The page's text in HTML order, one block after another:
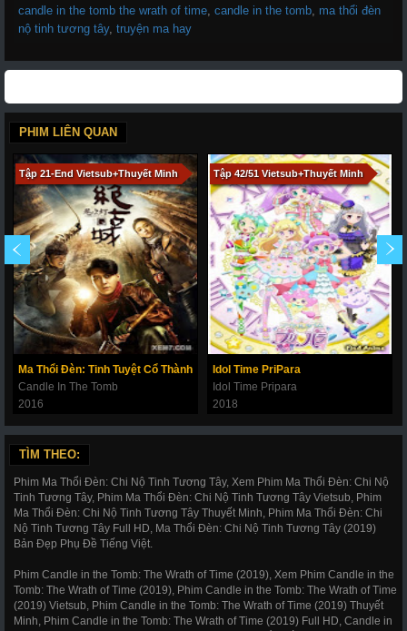
candle in the tomb the wrath of time candle in the tomb ma thổi đèn
nộ tinh tương tây, truyện ma hay
PHIM LIÊN QUAN
Tập 21-End Vietsub+Thuyết Minh
Ma Thổi Đèn: Tinh Tuyệt Cổ Thành
Candle In The Tomb
2016
Tập 42/51 Vietsub+Thuyết Minh
Idol Time PriPara
Idol Time Pripara
2018
TÌM THEO:
Phim Ma Thổi Đèn: Chi Nộ Tinh Tương Tây, Xem Phim Ma Thổi Đèn: Chi Nộ
Tinh Tương Tây, Phim Ma Thổi Đèn: Chi Nộ Tinh Tương Tây Vietsub, Phim
Ma Thổi Đèn: Chi Nộ Tinh Tương Tây Thuyết Minh, Phim Ma Thổi Đèn: Chi
Nộ Tinh Tương Tây Full HD, Ma Thổi Đèn: Chi Nộ Tinh Tương Tây (2019)
Bản Đẹp Phụ Đề Tiếng Việt.
Phim Candle in the Tomb: The Wrath of Time (2019), Xem Phim Candle in the
Tomb: The Wrath of Time (2019), Phim Candle in the Tomb: The Wrath of Time
(2019) Vietsub, Phim Candle in the Tomb: The Wrath of Time (2019) Thuyết
Minh, Phim Candle in the Tomb: The Wrath of Time (2019) Full HD, Candle in